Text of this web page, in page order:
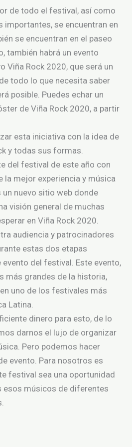
de todo el festival, así como
importantes, se encuentran en
se encuentran en el paseo
también habrá un evento
Viña Rock 2020, que será un
todo lo que necesita saber
posible. Puedes echar un
de Viña Rock 2020, a partir
esta iniciativa con la idea de
y todas sus formas.
del festival de este año con
la mejor experiencia y música
un nuevo sitio web donde
visión general de muchas
en Viña Rock 2020.
audiencia y patrocinadores
estas dos etapas
del festival. Este evento,
más grandes de la historia,
uno de los festivales más
Latina.
dinero para esto, de lo
darnos el lujo de organizar
Pero podemos hacer
evento. Para nosotros es
festival sea una oportunidad
esos músicos de diferentes